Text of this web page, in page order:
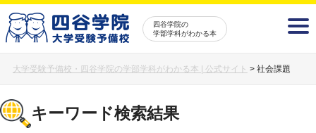
四谷学院の
学部学科がわかる本
大学受験予備校・四谷学院の学部学科がわかる本 | 公式サイト > 社会課題
キーワード検索結果